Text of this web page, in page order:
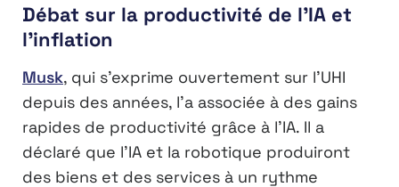
Débat sur la productivité de l’IA et
l’inflation
Musk, qui s’exprime ouvertement sur l’UHI
depuis des années, l’a associée à des gains
rapides de productivité grâce à l’IA. Il a
déclaré que l’IA et la robotique produiront
des biens et des services à un rythme